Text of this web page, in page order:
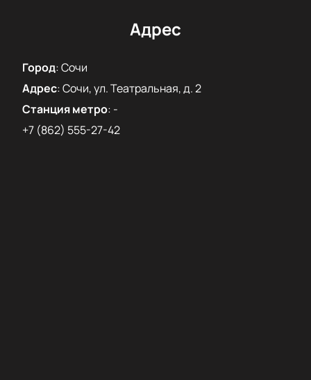
выбрать подходящие варианты.
Для организаций
условия и организация группового посещения. Это
возможность провести вечер для сотрудников в
театре.
Адрес
Город:Сочи
Адрес:Сочи, ул. Театральная, д. 2
Станция метро: -
+7 (862) 555-27-42